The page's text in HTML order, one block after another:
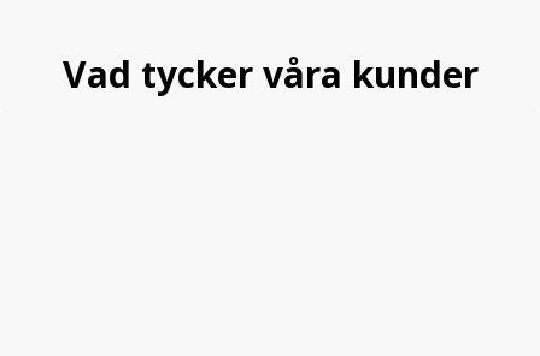
Vad tycker våra kunder